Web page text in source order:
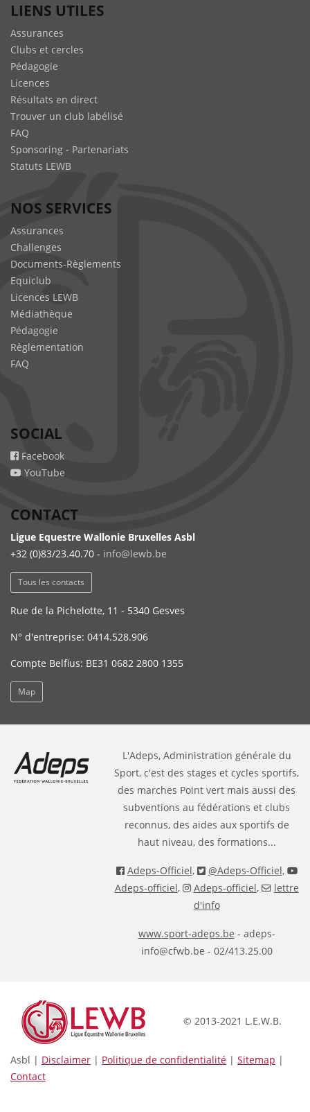
LIENS UTILES
Assurances
Clubs et cercles
Pédagogie
Licences
Résultats en direct
Trouver un club labélisé
FAQ
Sponsoring - Partenariats
Statuts LEWB
NOS SERVICES
Assurances
Challenges
Documents-Règlements
Equiclub
Licences LEWB
Médiathèque
Pédagogie
Règlementation
FAQ
SOCIAL
Facebook
YouTube
CONTACT
Ligue Equestre Wallonie Bruxelles Asbl
+32 (0)83/23.40.70 - info@lewb.be
Tous les contacts
Rue de la Pichelotte, 11 - 5340 Gesves
N° d'entreprise: 0414.528.906
Compte Belfius: BE31 0682 2800 1355
Map
L'Adeps, Administration générale du
Sport, c'est des stages et cycles sportifs,
des marches Point vert mais aussi des
subventions au fédérations et clubs
reconnus, des aides aux sportifs de
haut niveau, des formations...
Adeps-Officiel, @Adeps-Officiel,
Adeps-officiel, Adeps-officiel,
lettre
d'info
www.sport-adeps.be - adeps-
info@cfwb.be - 02/413.25.00
© 2013-2021 L.E.W.B.
Asbl | Disclaimer | Politique de confidentialité | Sitemap |
Contact